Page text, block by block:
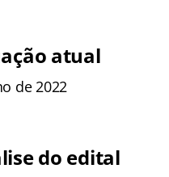
atual
de 2022
do edital